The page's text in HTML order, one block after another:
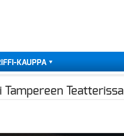
KAUPPA
Teatterissa